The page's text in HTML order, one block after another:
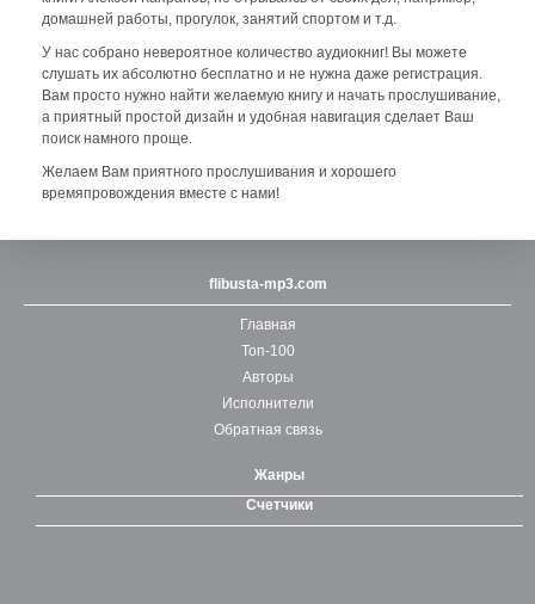
домашней работы, прогулок, занятий спортом и т.д.
У нас собрано невероятное количество аудиокниг! Вы можете
слушать их абсолютно бесплатно и не нужна даже регистрация.
Вам просто нужно найти желаемую книгу и начать прослушивание,
а приятный простой дизайн и удобная навигация сделает Ваш
поиск намного проще.
Желаем Вам приятного прослушивания и хорошего
времяпровождения вместе с нами!
flibusta-mp3.com
Главная
Топ-100
Авторы
Исполнители
Обратная связь
Жанры
Счетчики